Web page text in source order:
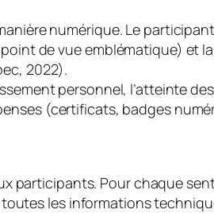
numérique. Le
de vue emblématique) et
2022).
personnel, l’atteinte
(certificats, badges
participants. Pour chaque
les informations